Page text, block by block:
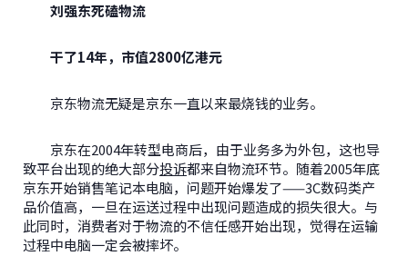
刘强东死磕物流
干了14年，市值2800亿港元
京东物流无疑是京东一直以来最烧钱的业务。
京东在2004年转型电商后，由于业务多为外包，这也导
致平台出现的绝大部分投诉都来自物流环节。随着2005年底
京东开始销售笔记本电脑，问题开始爆发了——3C数码类产
品价值高，一旦在运送过程中出现问题造成的损失很大。与
此同时，消费者对于物流的不信任感开始出现，觉得在运输
过程中电脑一定会被摔坏。